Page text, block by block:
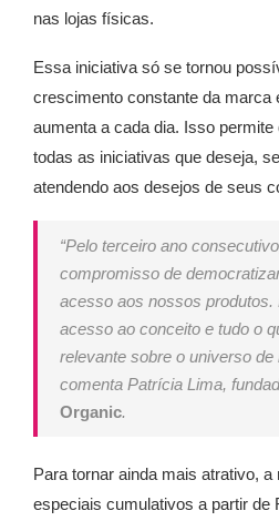
nas lojas físicas.
Essa iniciativa só se tornou
crescimento constante da marca
aumenta a cada dia. Isso
todas as iniciativas que deseja,
atendendo aos desejos de seus
“Pelo terceiro ano
compromisso de
acesso aos nossos
acesso ao conceito e tudo o
relevante sobre o universo de
comenta Patrícia Lima,
Organic.
Para tornar ainda mais atrativo,
especiais cumulativos a partir de